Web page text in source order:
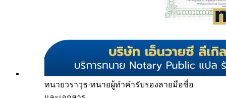
ทนายวราวุธ·ทนายผู้ทำคำรับรองลายมือชื่อ